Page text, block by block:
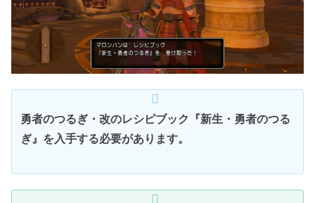
勇者のつるぎ・改のレシピブック『新生・勇者のつる
ぎ』を入手する必要があります。